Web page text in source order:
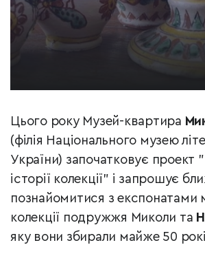
Цього року Музей-квартира
(філія Національного музею
України) започатковує проект
історії колекції" і запрошує
познайомитися з експонатами
колекції подружжя Миколи та
яку вони збирали майже 50